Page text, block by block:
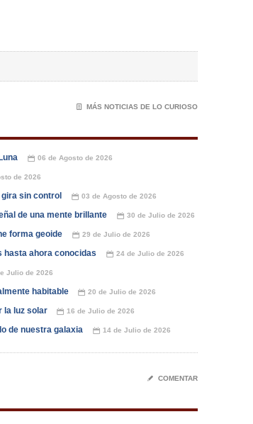
📄 MÁS NOTICIAS DE LO CURIOSO
📅 06 de Agosto de 2026
de 2026
sin control 📅 03 de Agosto de 2026
de una mente brillante 📅 30 de Julio de 2026
forma geoide 📅 29 de Julio de 2026
hasta ahora conocidas 📅 24 de Julio de 2026
Julio de 2026
habitable 📅 20 de Julio de 2026
la luz solar 📅 16 de Julio de 2026
de nuestra galaxia 📅 14 de Julio de 2026
✎ COMENTAR